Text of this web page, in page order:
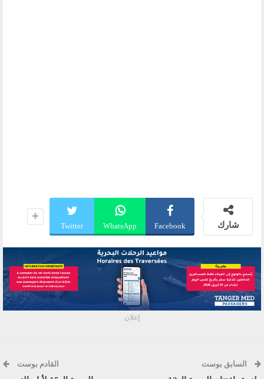
شارك Facebook
WhatsApp
Twitter
إعلان
السابق بوست القادم بوست